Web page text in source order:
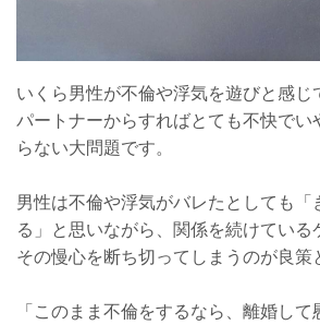
いくら男性が不倫や浮気を遊びと感じ
パートナーからすればとても不快でい
らない大問題です。
男性は不倫や浮気がバレたとしても「
る」と思いながら、関係を続けている
その慢心を断ち切ってしまうのが良策
「このまま不倫をするなら、離婚して